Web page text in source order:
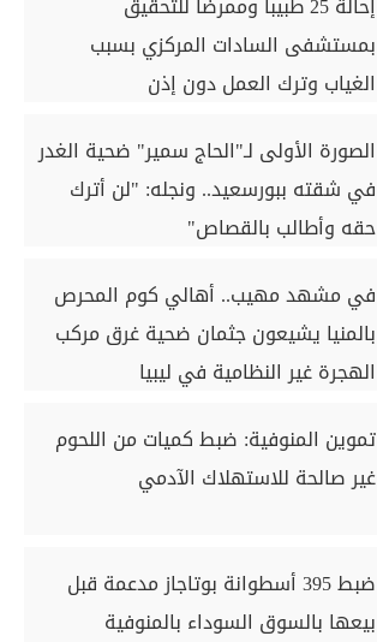
بمستشفى السادات المركزي بسبب
الغياب وترك العمل دون إذن
الصورة الأولى لـ"الحاج سمير" ضحية الغدر
في شقته ببورسعيد.. ونجله: "لن أترك
حقه وأطالب بالقصاص"
في مشهد مهيب.. أهالي كوم المحرص
بالمنيا يشيعون جثمان ضحية غرق مركب
الهجرة غير النظامية في ليبيا
تموين المنوفية: ضبط كميات من اللحوم
غير صالحة للاستهلاك الآدمي
ضبط 395 أسطوانة بوتاجاز مدعمة قبل
بيعها بالسوق السوداء بالمنوفية